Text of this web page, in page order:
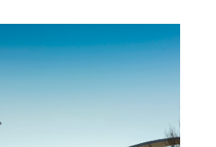
93 666 10 06
683 22 02
93 630 30 30
93 640 80 80